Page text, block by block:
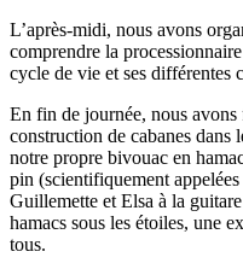
L’après-midi, nous avons
comprendre la
cycle de vie et ses différentes
En fin de journée, nous
construction de cabanes dans
notre propre bivouac en
pin (scientifiquement
Guillemette et Elsa à la
hamacs sous les étoiles, une
tous.